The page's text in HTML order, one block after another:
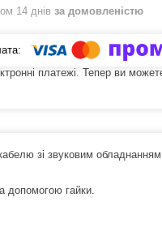
14 днів за домовленістю
платежі. Тепер ви
зі звуковим
допомогою гайки.